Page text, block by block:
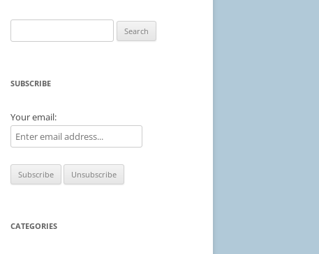
for:
SUBSCRIBE
Your email:
CATEGORIES